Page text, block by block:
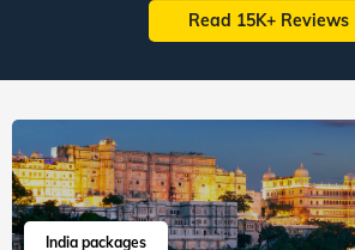
Read 15K+ Reviews
India packages